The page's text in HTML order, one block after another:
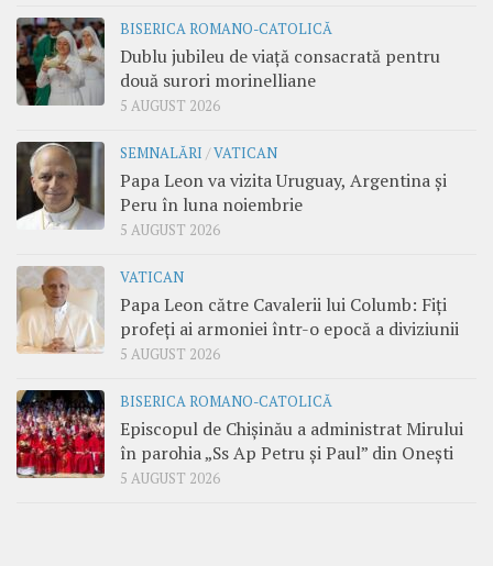
BISERICA ROMANO-CATOLICĂ
Dublu jubileu de viață consacrată pentru
două surori morinelliane
5 AUGUST 2026
SEMNALĂRI /VATICAN
Papa Leon va vizita Uruguay, Argentina și
Peru în luna noiembrie
5 AUGUST 2026
VATICAN
Papa Leon către Cavalerii lui Columb: Fiți
profeți ai armoniei într-o epocă a diviziunii
5 AUGUST 2026
BISERICA ROMANO-CATOLICĂ
Episcopul de Chișinău a administrat Mirului
în parohia „Ss Ap Petru și Paul” din Onești
5 AUGUST 2026